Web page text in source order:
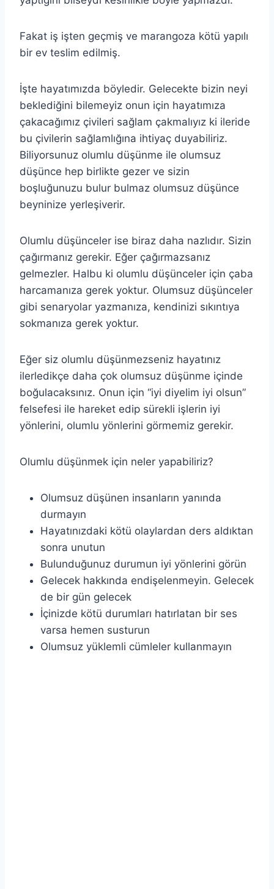
Fakat iş işten geçmiş ve marangoza kötü yapılı
bir ev teslim edilmiş.
İşte hayatımızda böyledir. Gelecekte bizin neyi
beklediğini bilemeyiz onun için hayatımıza
çakacağımız çivileri sağlam çakmalıyız ki ileride
bu çivilerin sağlamlığına ihtiyaç duyabiliriz.
Biliyorsunuz olumlu düşünme ile olumsuz
düşünce hep birlikte gezer ve sizin
boşluğunuzu bulur bulmaz olumsuz düşünce
beyninize yerleşiverir.
Olumlu düşünceler ise biraz daha nazlıdır. Sizin
çağırmanız gerekir. Eğer çağırmazsanız
gelmezler. Halbu ki olumlu düşünceler için çaba
harcamanıza gerek yoktur. Olumsuz düşünceler
gibi senaryolar yazmanıza, kendinizi sıkıntıya
sokmanıza gerek yoktur.
Eğer siz olumlu düşünmezseniz hayatınız
ilerledikçe daha çok olumsuz düşünme içinde
boğulacaksınız. Onun için “iyi diyelim iyi olsun”
felsefesi ile hareket edip sürekli işlerin iyi
yönlerini, olumlu yönlerini görmemiz gerekir.
Olumlu düşünmek için neler yapabiliriz?
Olumsuz düşünen insanların yanında
durmayın
Hayatınızdaki kötü olaylardan ders aldıktan
sonra unutun
Bulunduğunuz durumun iyi yönlerini görün
Gelecek hakkında endişelenmeyin. Gelecek
de bir gün gelecek
İçinizde kötü durumları hatırlatan bir ses
varsa hemen susturun
Olumsuz yüklemli cümleler kullanmayın